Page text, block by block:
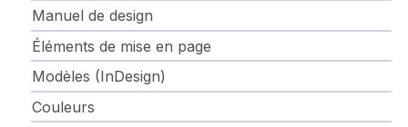
Manuel de design
Éléments de mise en page
Modèles (InDesign)
Couleurs